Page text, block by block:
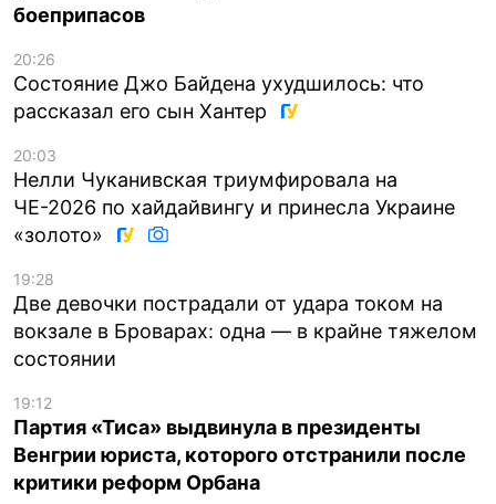
боеприпасов
20:26
Состояние Джо Байдена ухудшилось: что
рассказал его сын Хантер
20:03
Нелли Чуканивская триумфировала на
ЧЕ-2026 по хайдайвингу и принесла Украине
«золото»
19:28
Две девочки пострадали от удара током на
вокзале в Броварах: одна — в крайне тяжелом
состоянии
19:12
Партия «Тиса» выдвинула в президенты
Венгрии юриста, которого отстранили после
критики реформ Орбана